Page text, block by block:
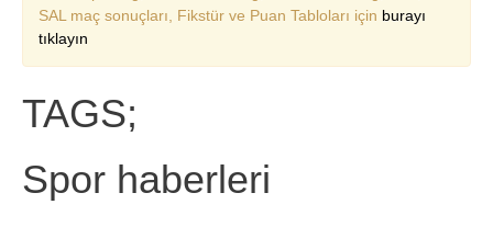
SAL maç sonuçları, Fikstür ve Puan Tabloları için burayı
tıklayın
TAGS;
Spor haberleri